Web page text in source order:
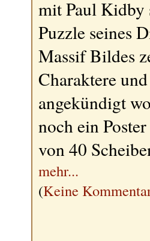
mit Paul Kidby
Puzzle seines
Massif Bildes
Charaktere
angekündigt
noch ein
von 40
mehr...
(Keine